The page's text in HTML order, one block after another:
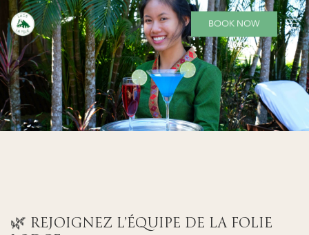
BOOK NOW
🌿 REJOIGNEZ L’ÉQUIPE DE LA FOLIE